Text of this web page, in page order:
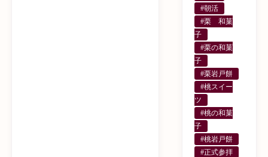
#朝活
#栗 和菓
子
#栗の和菓
子
#栗岩戸餅
#桃スイー
ツ
#桃の和菓
子
#桃岩戸餅
#正式参拝